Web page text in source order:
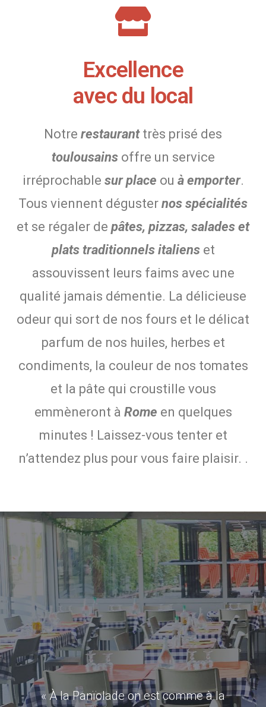
Excellence
avec du local
Notre restauranttrès prisé des
toulousainsoffre un service
irréprochable sur place ou à emporter.
Tous viennent déguster nos spécialités
et se régaler de pâtes, pizzas, salades et
plats traditionnels italienset
assouvissent leurs faims avec une
qualité jamais démentie. La délicieuse
odeur qui sort de nos fours et le délicat
parfum de nos huiles, herbes et
condiments, la couleur de nos tomates
et la pâte qui croustille vous
emmèneront à Rome en quelques
minutes ! Laissez-vous tenter et
n’attendez plus pour vous faire plaisir. .
« À la Panïolade on est comme à la